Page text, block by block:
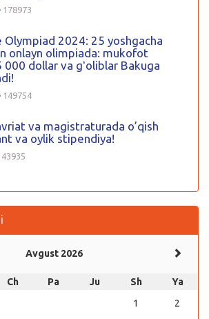
178973
Olympiad 2024: 25 yoshgacha
onlayn olimpiada: mukofot
000 dollar va gʻoliblar Bakuga
149754
va magistraturada o’qish
va oylik stipendiya!
Avgust 2026
Ch Pa Ju Sh
Ya
1
2